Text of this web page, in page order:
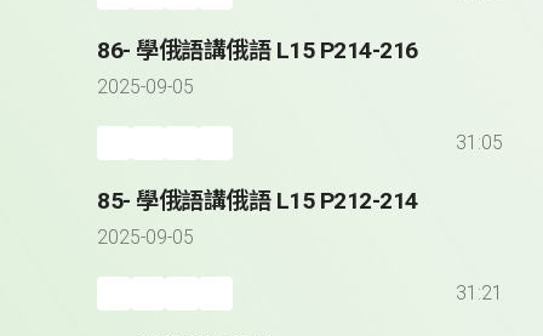
86- 學俄語講俄語 L15 P214-216
2025-09-05
31:05
85- 學俄語講俄語 L15 P212-214
2025-09-05
31:21